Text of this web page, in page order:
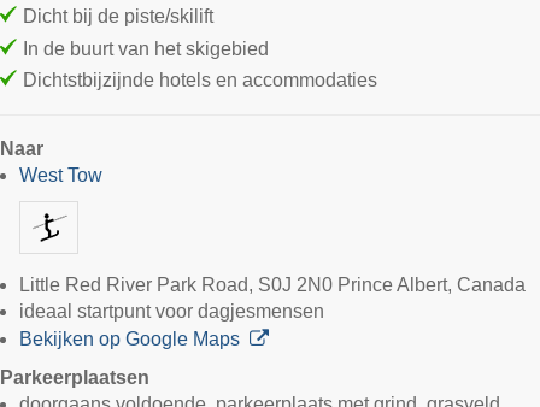
Dicht bij de piste/skilift
In de buurt van het skigebied
Dichtstbijzijnde hotels en accommodaties
Naar
West Tow
Little Red River Park Road, S0J 2N0 Prince Albert, Canada
ideaal startpunt voor dagjesmensen
Bekijken op Google Maps
Parkeerplaatsen